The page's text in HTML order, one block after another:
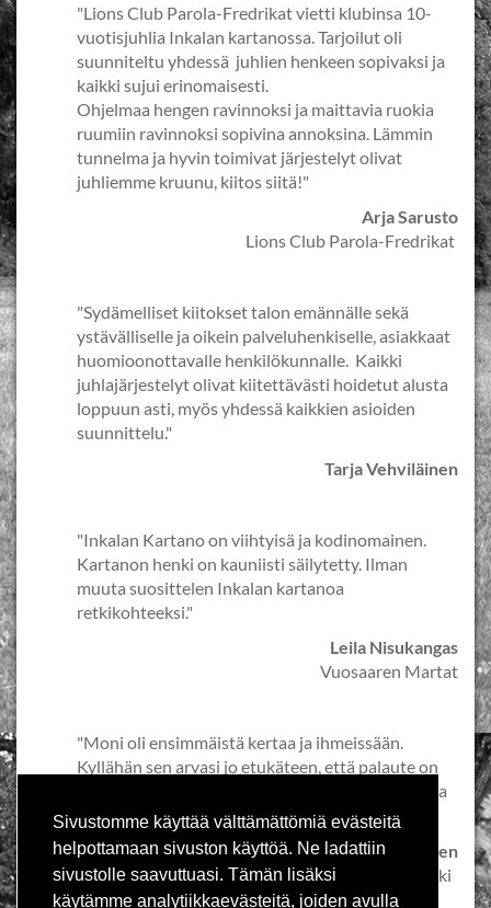
Sivustomme käyttää välttämättömiä evästeitä
helpottamaan sivuston käyttöä. Ne ladattiin
sivustolle saavuttuasi. Tämän lisäksi
käytämme analytiikkaevästeitä, joiden avulla
"Lions Club Parola-Fredrikat vietti klubinsa 10-
vuotisjuhlia Inkalan kartanossa. Tarjoilut oli
suunniteltu yhdessä juhlien henkeen sopivaksi ja
kaikki sujui erinomaisesti.
Ohjelmaa hengen ravinnoksi ja maittavia ruokia
ruumiin ravinnoksi sopivina annoksina. Lämmin
tunnelma ja hyvin toimivat järjestelyt olivat
juhliemme kruunu, kiitos siitä!"
Arja Sarusto
Lions Club Parola-Fredrikat
"Sydämelliset kiitokset talon emännälle sekä
ystävälliselle ja oikein palveluhenkiselle, asiakkaat
huomioonottavalle henkilökunnalle. Kaikki
juhlajärjestelyt olivat kiitettävästi hoidetut alusta
loppuun asti, myös yhdessä kaikkien asioiden
suunnittelu."
Tarja Vehviläinen
"Inkalan Kartano on viihtyisä ja kodinomainen.
Kartanon henki on kauniisti säilytetty. Ilman
muuta suosittelen Inkalan kartanoa
retkikohteeksi."
Leila Nisukangas
Vuosaaren Martat
"Moni oli ensimmäistä kertaa ja ihmeissään.
Kyllähän sen arvasi jo etukäteen, että palaute on
sitä luokkaa, että ensikertalaisetkin haluavat tulla
uudestaan."
Reijo Honkanen
Ruukki